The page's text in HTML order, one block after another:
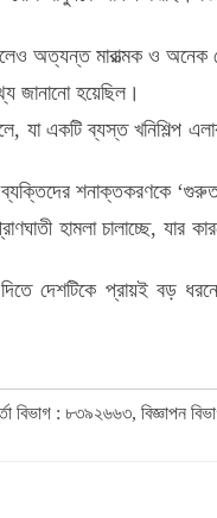
অত্যন্ত মারাত্মক ও অনেক
জানানো হয়েছিল।
যা একটি ব্যস্ত খনিশিল্প
ব্যক্তিদের শনাক্তকরণকে
হামলা চালাচ্ছে, যার
দেশটিকে প্রায়ই বড়
বিভাগ : ৮৩৯২৬৬৩, বিজ্ঞাপন